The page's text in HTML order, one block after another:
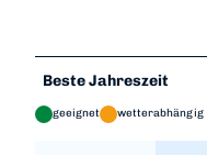
Beste Jahreszeit
geeignet wetterabhängig